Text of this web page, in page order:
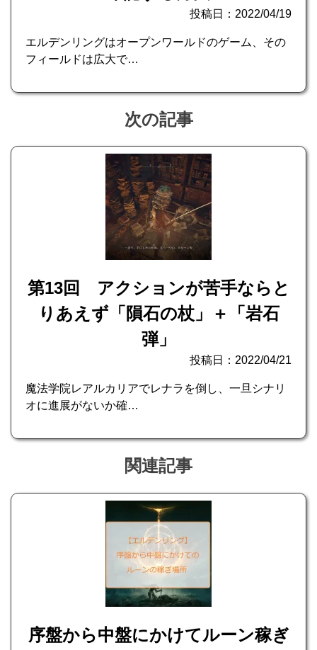
投稿日：2022/04/19
エルデンリングはオープンワールドのゲーム、その
フィールドは広大で…
次の記事
第13回 アクションが苦手ならと
りあえず「隕石の杖」＋「岩石
弾」
投稿日：2022/04/21
魔法学院レアルカリアでレナラを倒し、一旦シナリ
オに進展がないか確…
関連記事
序盤から中盤にかけてルーン稼ぎ